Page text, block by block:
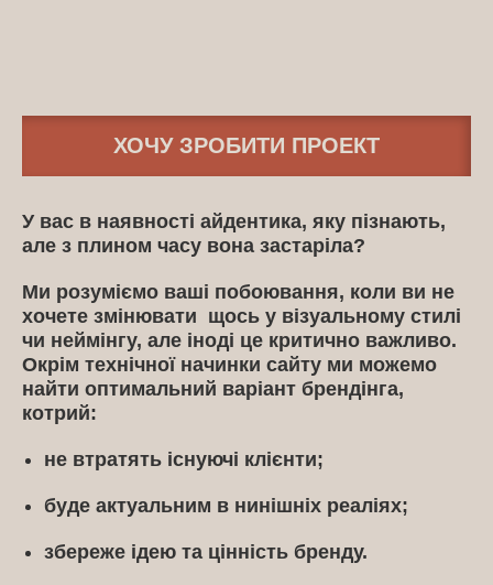
ХОЧУ ЗРОБИТИ ПРОЕКТ
У вас в наявності айдентика, яку пізнають,
але з плином часу вона застаріла?
Ми розуміємо ваші побоювання, коли ви не
хочете змінювати щось у візуальному стилі
чи неймінгу, але іноді це критично важливо.
Окрім технічної начинки сайту ми можемо
найти оптимальний варіант брендінга,
котрий:
не втратять існуючі клієнти;
буде актуальним в нинішніх реаліях;
збереже ідею та цінність бренду.